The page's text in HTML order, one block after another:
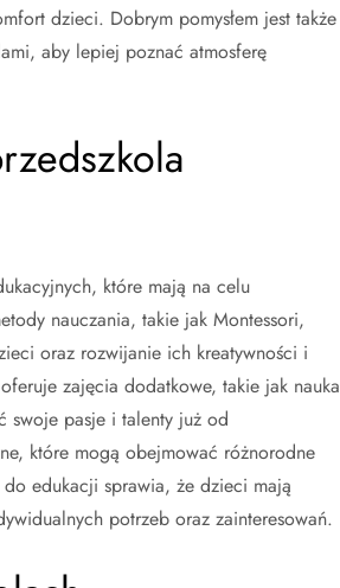
dzieci. Dobrym pomysłem jest także
aby lepiej poznać atmosferę
które mają na celu
nauczania, takie jak Montessori,
oraz rozwijanie ich kreatywności i
zajęcia dodatkowe, takie jak nauka
swoje pasje i talenty już od
które mogą obejmować różnorodne
edukacji sprawia, że dzieci mają
potrzeb oraz zainteresowań.